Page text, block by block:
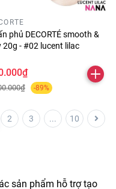
phủ DECORTÉ smooth &
20g - #02 lucent lilac
-89%
2 3 ... 10
sản phẩm hỗ trợ tạo